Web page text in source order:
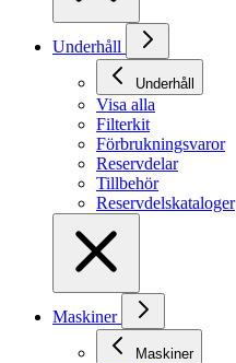
Underhåll
Underhåll
Visa alla
Filterkit
Förbrukningsvaror
Reservdelar
Tillbehör
Reservdelskataloger
Maskiner
Maskiner